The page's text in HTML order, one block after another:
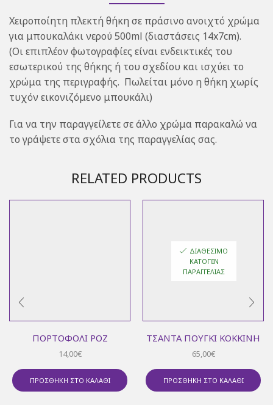
Χειροποίητη πλεκτή θήκη σε πράσινο ανοιχτό χρώμα
για μπουκαλάκι νερού 500ml (διαστάσεις 14x7cm).
(Οι επιπλέον φωτογραφίες είναι ενδεικτικές του
εσωτερικού της θήκης ή του σχεδίου και ισχύει το
χρώμα της περιγραφής. Πωλείται μόνο η θήκη χωρίς
τυχόν εικονιζόμενο μπουκάλι)
Για να την παραγγείλετε σε άλλο χρώμα παρακαλώ να
το γράψετε στα σχόλια της παραγγελίας σας.
RELATED PRODUCTS
ΠΟΡΤΟΦΌΛΙ ΡΟΖ
14,00€
ΠΡΟΣΘΉΚΗ ΣΤΟ ΚΑΛΆΘΙ
ΔΙΑΘΈΣΙΜΟ
ΚΑΤΌΠΙΝ
ΠΑΡΑΓΓΕΛΊΑΣ
ΤΣΆΝΤΑ ΠΟΥΓΚΊ ΚΌΚΚΙΝΗ
65,00€
ΠΡΟΣΘΉΚΗ ΣΤΟ ΚΑΛΆΘΙ